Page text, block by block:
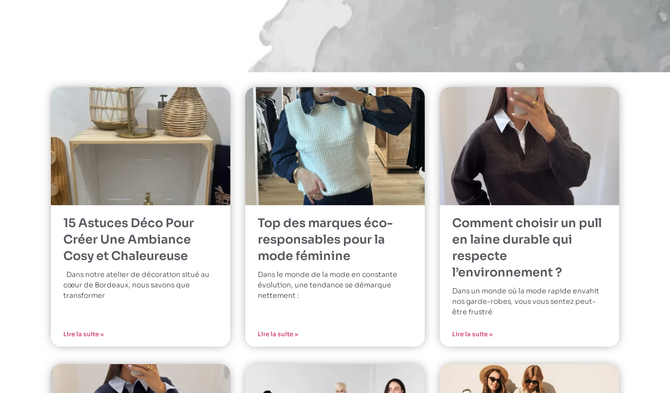
15 Astuces Déco Pour
Créer Une Ambiance
Cosy et Chaleureuse
Dans notre atelier de décoration situé au
cœur de Bordeaux, nous savons que
transformer
Lire la suite »
Top des marques éco-
responsables pour la
mode féminine
Dans le monde de la mode en constante
évolution, une tendance se démarque
nettement :
Lire la suite »
Comment choisir un pull
en laine durable qui
respecte
l’environnement ?
Dans un monde où la mode rapide envahit
nos garde-robes, vous vous sentez peut-
être frustré
Lire la suite »